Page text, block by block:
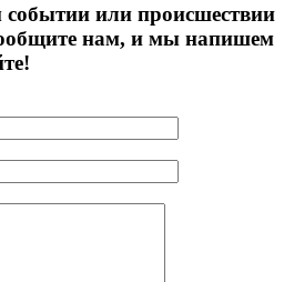
событии или происшествии
нам, и мы напишем